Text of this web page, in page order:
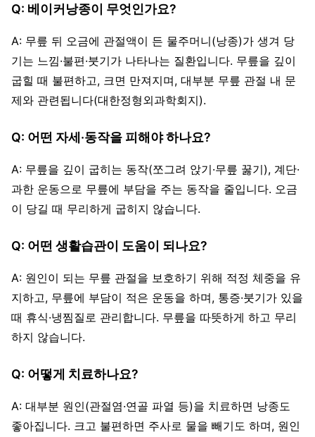
Q: 베이커낭종이 무엇인가요?
A: 무릎 뒤 오금에 관절액이 든 물주머니(낭종)가 생겨 당
기는 느낌·불편·붓기가 나타나는 질환입니다. 무릎을 깊이
굽힐 때 불편하고, 크면 만져지며, 대부분 무릎 관절 내 문
제와 관련됩니다(대한정형외과학회지).
Q: 어떤 자세·동작을 피해야 하나요?
A: 무릎을 깊이 굽히는 동작(쪼그려 앉기·무릎 꿇기), 계단·
과한 운동으로 무릎에 부담을 주는 동작을 줄입니다. 오금
이 당길 때 무리하게 굽히지 않습니다.
Q: 어떤 생활습관이 도움이 되나요?
A: 원인이 되는 무릎 관절을 보호하기 위해 적정 체중을 유
지하고, 무릎에 부담이 적은 운동을 하며, 통증·붓기가 있을
때 휴식·냉찜질로 관리합니다. 무릎을 따뜻하게 하고 무리
하지 않습니다.
Q: 어떻게 치료하나요?
A: 대부분 원인(관절염·연골 파열 등)을 치료하면 낭종도
좋아집니다. 크고 불편하면 주사로 물을 빼기도 하며, 원인